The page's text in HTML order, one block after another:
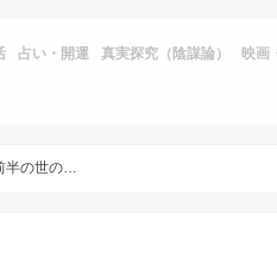
占い・開運 真実探究（陰謀論） 映画
【辛口オネエ】6月前半の世の中：気の合う仲間とホームパーティ・それとも夜店で誰かと一緒に